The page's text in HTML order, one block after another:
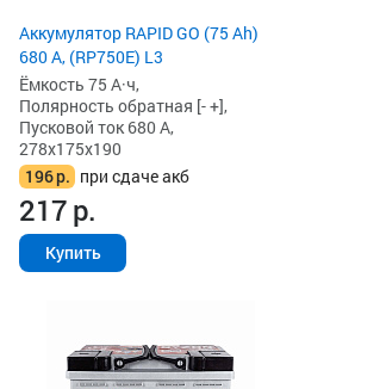
Аккумулятор RAPID GO (75 Ah)
680 А, (RP750E) L3
Ёмкость 75 А·ч,
Полярность обратная [- +],
Пусковой ток 680 А,
278x175x190
196р. при сдаче акб
217р.
Купить